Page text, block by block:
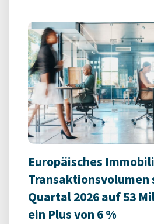
Europäisches
Transaktionsvolumen
Quartal 2026 auf 53
ein Plus von 6 %